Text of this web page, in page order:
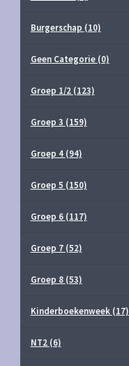
Burgerschap (10)
Geen Categorie (0)
Groep 1/2 (123)
Groep 3 (159)
Groep 4 (94)
Groep 5 (150)
Groep 6 (117)
Groep 7 (52)
Groep 8 (53)
Kinderboekenweek (17)
NT2 (6)